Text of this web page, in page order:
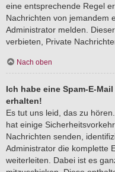
eine entsprechende Regel
Nachrichten von jemandem
Administrator melden.
verbieten, Private
Nach oben
Ich habe eine Spam-E-
erhalten!
Es tut uns leid, das zu
hat einige
Nachrichten senden,
Administrator die komplette
weiterleiten. Dabei ist es